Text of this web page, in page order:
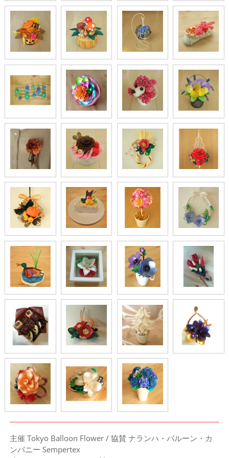
主催 Tokyo Balloon Flower / 協賛 ナランハ・バルーン・カ
ンパニー Sempertex